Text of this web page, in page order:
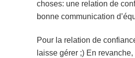
choses: une relation de
bonne communication
Pour la relation de
laisse gérer ;) En